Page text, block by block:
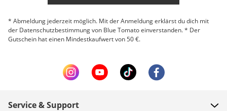
* Abmeldung jederzeit möglich. Mit der Anmeldung erklärst du dich mit
der Datenschutzbestimmung von Blue Tomato einverstanden. * Der
Gutschein hat einen Mindestkaufwert von 50 €.
Service & Support